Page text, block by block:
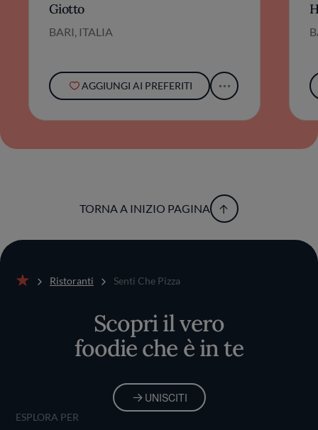
Giotto
BARI, ITALIA
AGGIUNGI AI PREFERITI
TORNA A INIZIO PAGINA
Ristoranti Senti Che Pizza
Scopri il vero
foodie che è in te
UNISCITI
ESPLORA PER